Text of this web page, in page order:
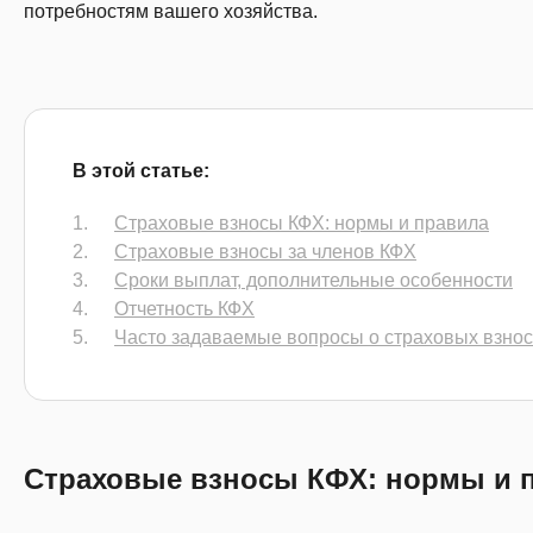
потребностям вашего хозяйства.
В этой статье:
Страховые взносы КФХ: нормы и правила
Страховые взносы за членов КФХ
Сроки выплат, дополнительные особенности
Отчетность КФХ
Часто задаваемые вопросы о страховых
Страховые взносы КФХ: нормы и